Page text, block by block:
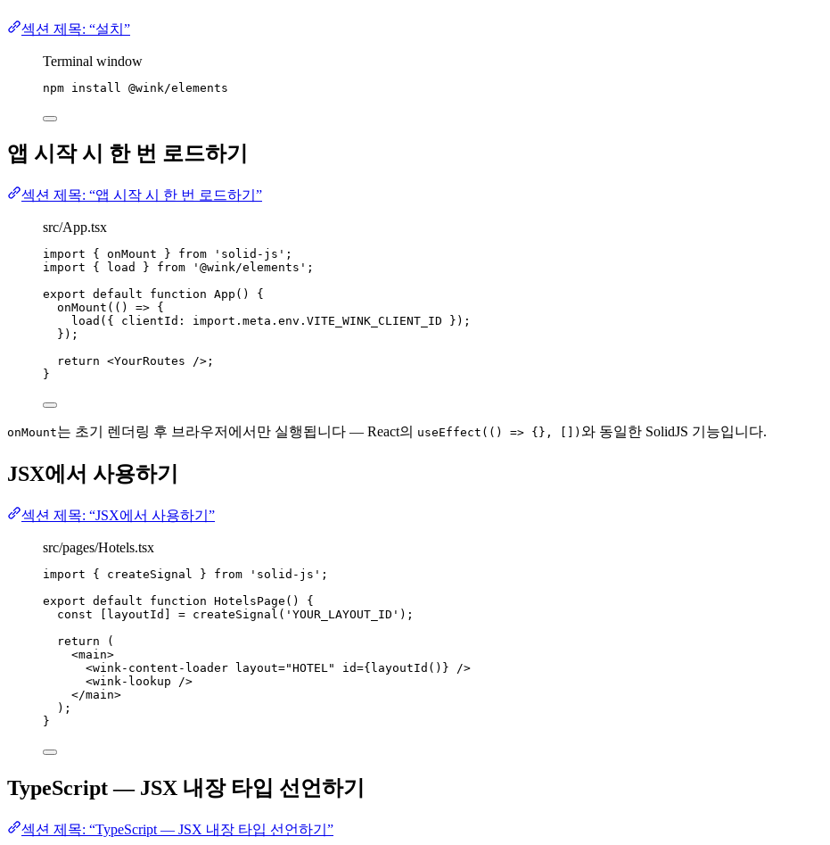
섹션 제목: “설치”
Terminal window
npm install @wink/elements
앱 시작 시 한 번 로드하기
섹션 제목: “앱 시작 시 한 번 로드하기”
src/App.tsx
import { onMount } from ' solid-js ' ;
import { load } from ' @wink/elements ' ;
export default function App ()
{
onMount ( () => {
load ({ clientId: import. meta . env . VITE_WINK_CLIENT_ID });
});
return <YourRoutes /> ;
}
onMount는 초기 렌더링 후 브라우저에서만 실행됩니다 — React의 useEffect(() => {}, []) 와 동일한 SolidJS 기능입니다.
JSX에서 사용하기
섹션 제목: “JSX에서 사용하기”
src/pages/Hotels.tsx
import { createSignal } from ' solid-js ' ;
export default function HotelsPage ()
{
const [
layoutId ] = createSignal ( ' YOUR_LAYOUT_ID ' );
return (
<main>
<wink-content-loader layout="HOTEL" id={ layoutId () } />
<wink-lookup />
</main>
);
}
TypeScript — JSX 내장 타입 선언하기
섹션 제목: “TypeScript — JSX 내장 타입 선언하기”